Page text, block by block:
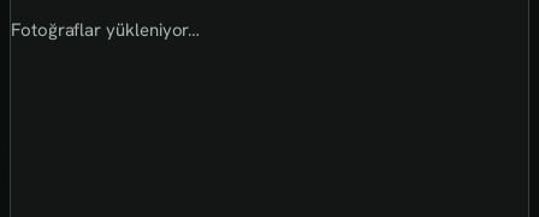
Fotoğraflar yükleniyor…